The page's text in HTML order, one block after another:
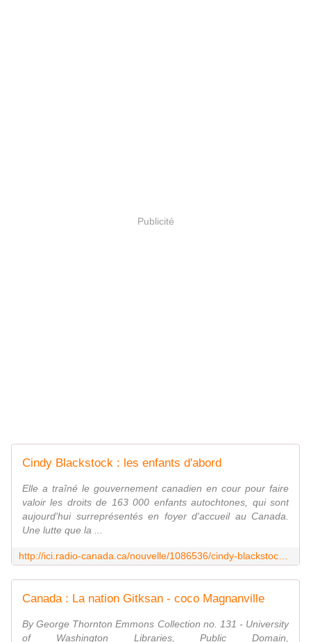
Publicité
Cindy Blackstock : les enfants d'abord
Elle a traîné le gouvernement canadien en cour pour faire
valoir les droits de 163 000 enfants autochtones, qui sont
aujourd'hui surreprésentés en foyer d'accueil au Canada.
Une lutte que la ...
Canada : La nation Gitksan - coco Magnanville
By George Thornton Emmons Collection no. 131 - University
of Washington Libraries, Public Domain,